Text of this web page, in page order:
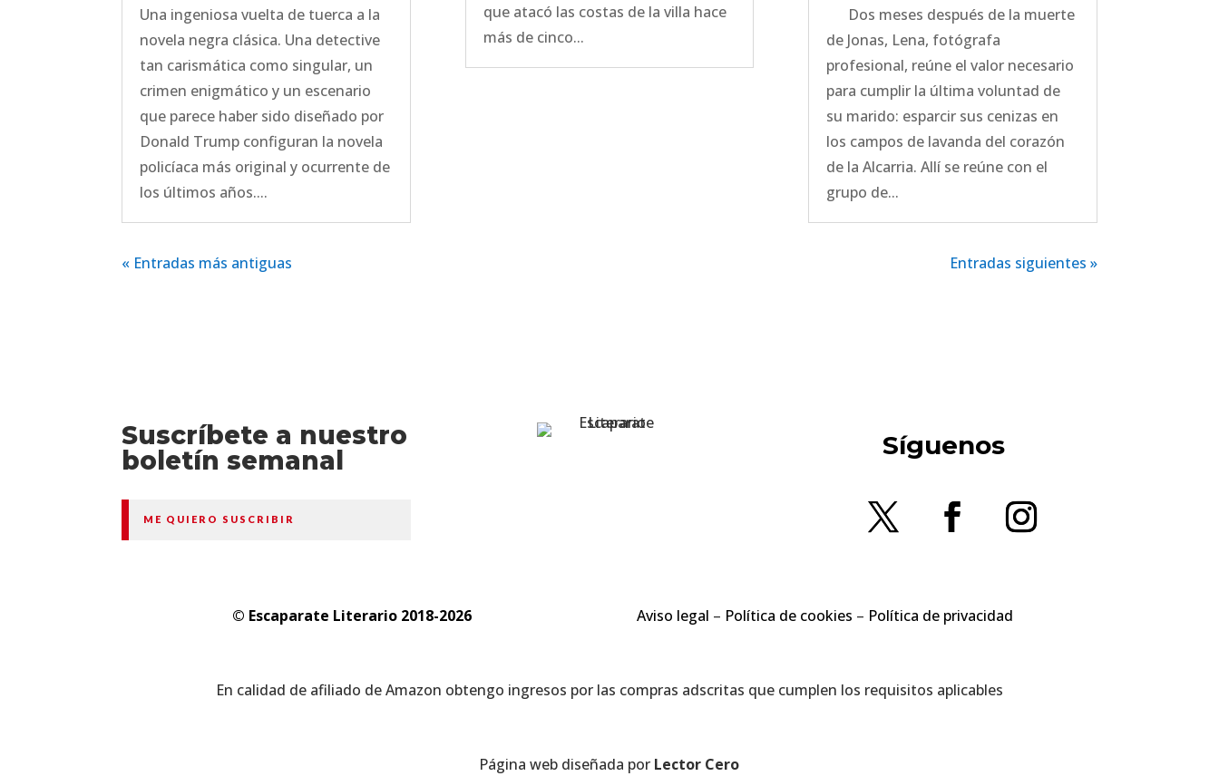
Una ingeniosa vuelta de tuerca a la
novela negra clásica. Una detective
tan carismática como singular, un
crimen enigmático y un escenario
que parece haber sido diseñado por
Donald Trump configuran la novela
policíaca más original y ocurrente de
los últimos años....
que atacó las costas de la villa hace
más de cinco...
Dos meses después de la muerte
de Jonas, Lena, fotógrafa
profesional, reúne el valor necesario
para cumplir la última voluntad de
su marido: esparcir sus cenizas en
los campos de lavanda del corazón
de la Alcarria. Allí se reúne con el
grupo de...
« Entradas más antiguas Entradas siguientes »
Suscríbete a nuestro
boletín semanal
ME QUIERO SUSCRIBIR
Síguenos
© Escaparate Literario 2018-2026 Aviso legal – Política de cookies – Política de privacidad
En calidad de afiliado de Amazon obtengo ingresos por las compras adscritas que cumplen los requisitos aplicables
Página web diseñada por Lector Cero